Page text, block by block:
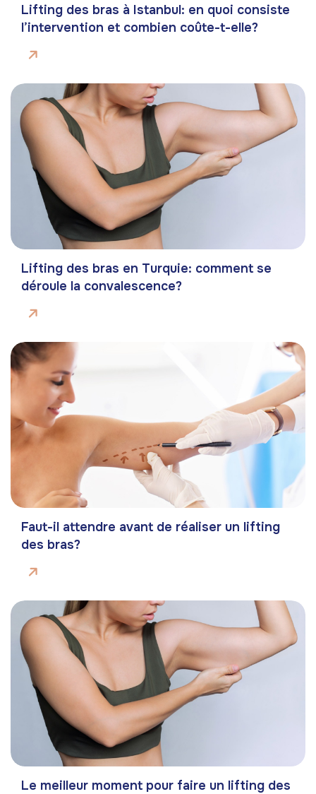
Lifting des bras à Istanbul: en quoi consiste
l’intervention et combien coûte-t-elle?
Lifting des bras en Turquie: comment se
déroule la convalescence?
Faut-il attendre avant de réaliser un lifting
des bras?
Le meilleur moment pour faire un lifting des